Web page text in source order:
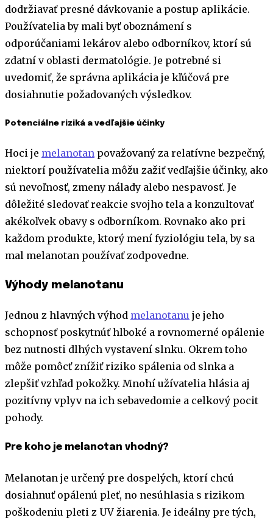
dodržiavať presné dávkovanie a postup aplikácie.
Používatelia by mali byť oboznámení s
odporúčaniami lekárov alebo odborníkov, ktorí sú
zdatní v oblasti dermatológie. Je potrebné si
uvedomiť, že správna aplikácia je kľúčová pre
dosiahnutie požadovaných výsledkov.
Potenciálne riziká a vedľajšie účinky
Hoci je melanotan považovaný za relatívne bezpečný,
niektorí používatelia môžu zažiť vedľajšie účinky, ako
sú nevoľnosť, zmeny nálady alebo nespavosť. Je
dôležité sledovať reakcie svojho tela a konzultovať
akékoľvek obavy s odborníkom. Rovnako ako pri
každom produkte, ktorý mení fyziológiu tela, by sa
mal melanotan používať zodpovedne.
Výhody melanotanu
Jednou z hlavných výhod melanotanu je jeho
schopnosť poskytnúť hlboké a rovnomerné opálenie
bez nutnosti dlhých vystavení slnku. Okrem toho
môže pomôcť znížiť riziko spálenia od slnka a
zlepšiť vzhľad pokožky. Mnohí užívatelia hlásia aj
pozitívny vplyv na ich sebavedomie a celkový pocit
pohody.
Pre koho je melanotan vhodný?
Melanotan je určený pre dospelých, ktorí chcú
dosiahnuť opálenú pleť, no nesúhlasia s rizikom
poškodeniu pleti z UV žiarenia. Je ideálny pre tých,